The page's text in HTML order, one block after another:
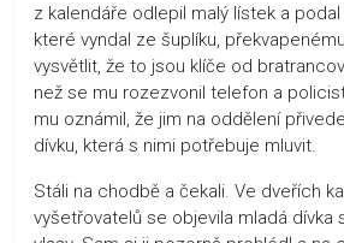
z kalendáře odlepil malý lístek a
které vyndal ze šuplíku,
vysvětlit, že to jsou klíče od
než se mu rozezvonil telefon a
mu oznámil, že jim na oddělení
dívku, která s nimi potřebuje mluvit.
Stáli na chodbě a čekali. Ve dveřích
vyšetřovatelů se objevila mladá dívka